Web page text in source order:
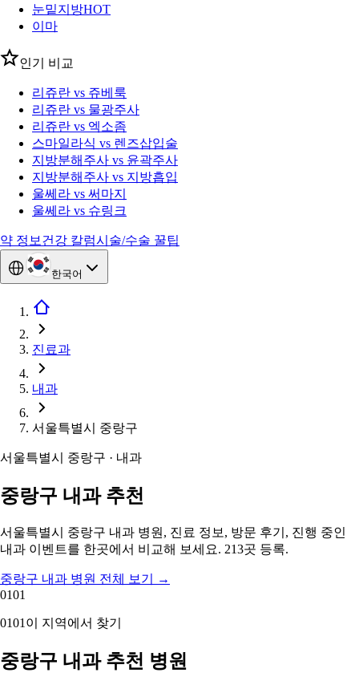
눈밑지방HOT
이마
인기 비교
리쥬란 vs 쥬베룩
리쥬란 vs 물광주사
리쥬란 vs 엑소좀
스마일라식 vs 렌즈삽입술
지방분해주사 vs 윤곽주사
지방분해주사 vs 지방흡입
울쎄라 vs 써마지
울쎄라 vs 슈링크
약 정보 건강 칼럼시술/수술 꿀팁
한국어
진료과
내과
서울특별시 중랑구
서울특별시 중랑구 · 내과
중랑구 내과 추천
서울특별시 중랑구 내과 병원, 진료 정보, 방문 후기, 진행 중인
내과 이벤트를 한곳에서 비교해 보세요. 213곳 등록.
중랑구 내과 병원 전체 보기
→
0101
0101 이 지역에서 찾기
중랑구 내과 추천 병원